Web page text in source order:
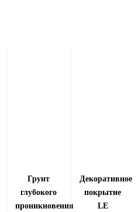
Грунт
глубокого
проникновения
Декоративное
покрытие
LE